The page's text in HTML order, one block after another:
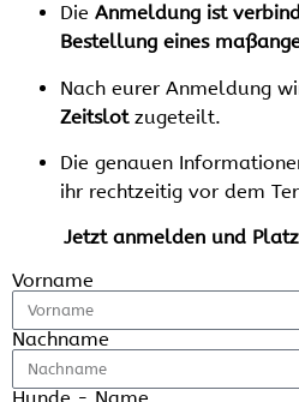
Die Anmeldung ist
Bestellung eines
Nach eurer Anmeldung
Zeitslotzugeteilt.
Die genauen
ihr rechtzeitig vor dem
Jetzt anmelden und
Vorname
Nachname